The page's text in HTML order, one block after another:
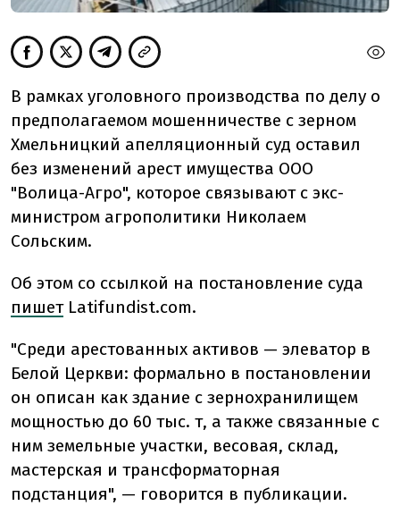
В рамках уголовного производства по делу о
предполагаемом мошенничестве с зерном
Хмельницкий апелляционный суд оставил
без изменений арест имущества ООО
"Волица-Агро", которое связывают с экс-
министром агрополитики Николаем
Сольским.
Об этом со ссылкой на постановление суда
пишет Latifundist.com.
"Среди арестованных активов — элеватор в
Белой Церкви: формально в постановлении
он описан как здание с зернохранилищем
мощностью до 60 тыс. т, а также связанные с
ним земельные участки, весовая, склад,
мастерская и трансформаторная
подстанция", — говорится в публикации.